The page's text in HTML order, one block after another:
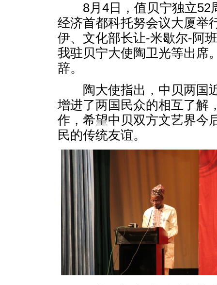
8月 4日 ，值贝宁独立52
经济首都科托努会议大厦举
伊、文化部长让-米歇尔-阿
我驻贝宁大使陶卫光等出席
辞。
陶大使指出，中贝两国
增进了两国民众的相互了解
作，希望中贝双方文艺界今
民的传统友谊。